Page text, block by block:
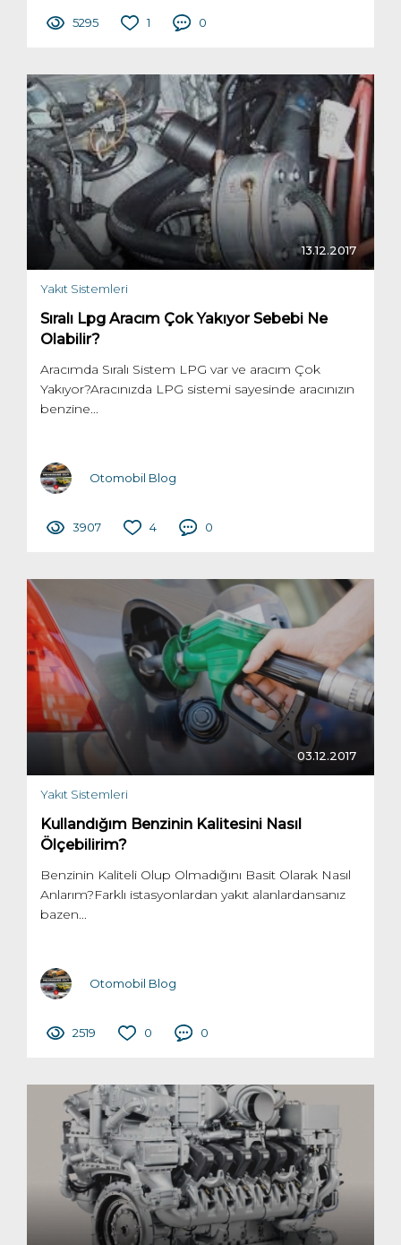
5295 1 0
13.12.2017
Yakıt Sistemleri
Sıralı Lpg Aracım Çok Yakıyor Sebebi Ne
Olabilir?
Aracımda Sıralı Sistem LPG var ve aracım Çok
Yakıyor?Aracınızda LPG sistemi sayesinde aracınızın
benzine...
Otomobil Blog
3907 4 0
03.12.2017
Yakıt Sistemleri
Kullandığım Benzinin Kalitesini Nasıl
Ölçebilirim?
Benzinin Kaliteli Olup Olmadığını Basit Olarak Nasıl
Anlarım?Farklı istasyonlardan yakıt alanlardansanız
bazen...
Otomobil Blog
2519 0 0